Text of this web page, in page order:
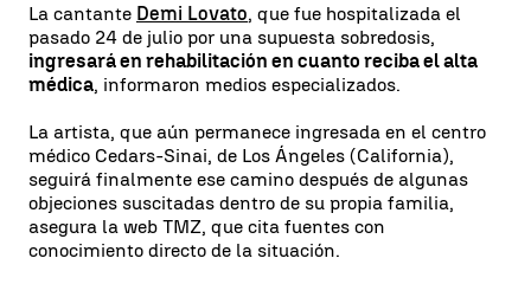
La cantante Demi Lovato, que fue hospitalizada el
pasado 24 de julio por una supuesta sobredosis,
ingresará en rehabilitación en cuanto reciba el alta
médica, informaron medios especializados.
La artista, que aún permanece ingresada en el centro
médico Cedars-Sinai, de Los Ángeles (California),
seguirá finalmente ese camino después de algunas
objeciones suscitadas dentro de su propia familia,
asegura la web TMZ, que cita fuentes con
conocimiento directo de la situación.